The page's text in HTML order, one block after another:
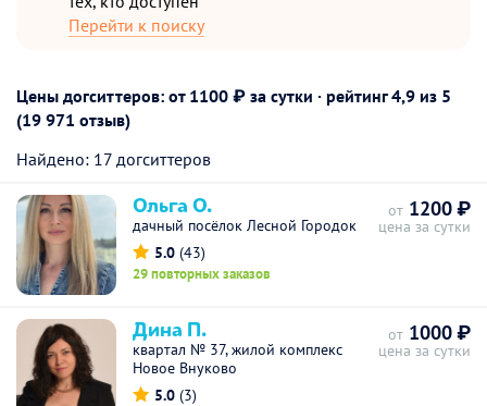
Перейти к поиску
Цены догситтеров: от 1100 ₽ за сутки · рейтинг4,9 из 5
(19 971 отзыв)
Найдено: 17 догситтеров
Ольга О.
дачный посёлок Лесной Городок
5.0 (43)
29 повторных заказов
от 1200 ₽
цена за сутки
Дина П.
квартал № 37, жилой комплекс
Новое Внуково
5.0 (3)
от 1000 ₽
цена за сутки